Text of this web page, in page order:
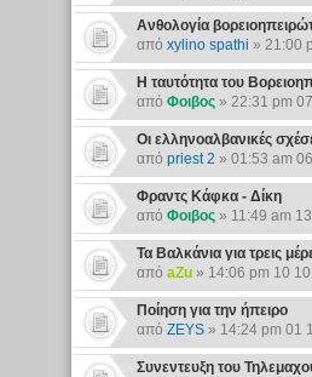
Ανθολογία
από xylino spathi » 21:00
Η ταυτότητα του
από Φοιβος» 22:31 pm
Οι ελληνοαλβανικές
από priest 2 » 01:53 am
Φραντς Κάφκα - Δίκη
από Φοιβος» 11:49 am
Τα Βαλκάνια για τρεις
από aZu» 14:06 pm 10
Ποίηση για την ήπειρο
από ZEYS» 14:24 pm 01
Συνεντευξη του